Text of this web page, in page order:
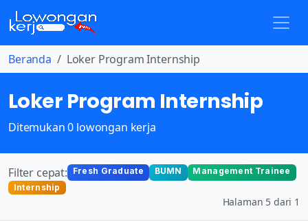
Beranda Loker Program Internship
Loker Program Internship
Ditemukan 0 lowongan kerja
Filter cepat: Fresh Graduate BUMN
Management Trainee
Internship
Halaman 5 dari 1